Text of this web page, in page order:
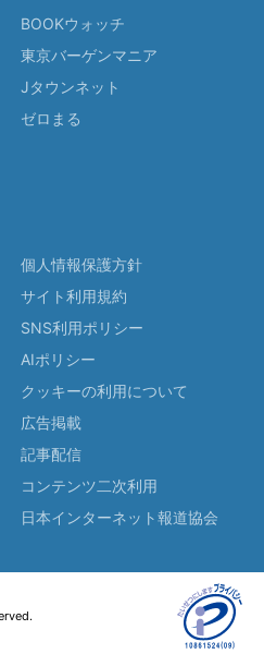
BOOKウォッチ
東京バーゲンマニア
Jタウンネット
ゼロまる
個人情報保護方針
サイト利用規約
SNS利用ポリシー
AIポリシー
クッキーの利用について
広告掲載
記事配信
コンテンツ二次利用
日本インターネット報道協会